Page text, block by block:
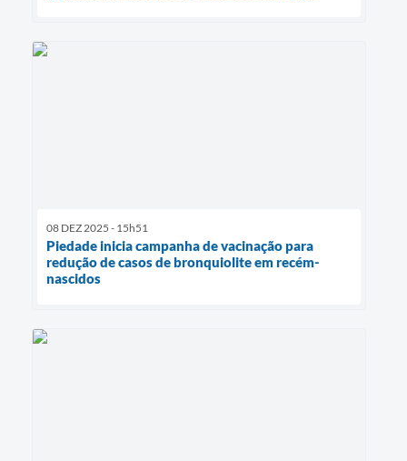
08 DEZ 2025 - 15h51
Piedade inicia campanha de vacinação para
redução de casos de bronquiolite em recém-
nascidos